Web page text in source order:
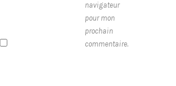
navigateur
pour mon
prochain
commentaire.